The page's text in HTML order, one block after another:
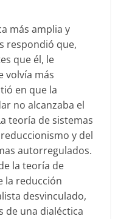
más amplia y
respondió que,
que él, le
volvía más
en que la
no alcanzaba el
teoría de sistemas
y del
autorregulados.
la teoría de
la reducción
desvinculado,
de una dialéctica